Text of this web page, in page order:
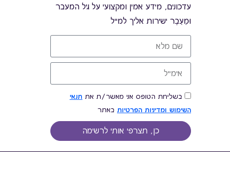
עדכונים, מידע אמין ומקצועי על גיל המעבר
וּמֵעֵבֶר ישירות אליך למייל
בשליחת הטופס אני מאשר/ת את תנאי
השימוש ומדיניות הפרטיות באתר
כן, תצרפי אותי לרשימה